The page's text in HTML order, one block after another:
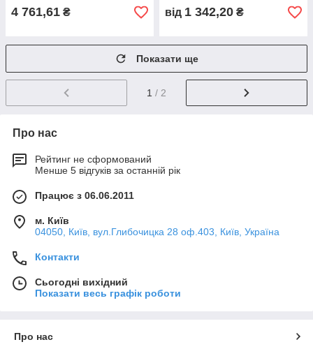
4 761,61 ₴ від 1 342,20 ₴
Показати ще
1 / 2
Про нас
Рейтинг не сформований
Менше 5 відгуків за останній рік
Працює з 06.06.2011
м. Київ
04050, Київ, вул.Глибочицка 28 оф.403, Київ, Україна
Контакти
Сьогодні вихідний
Показати весь графік роботи
Про нас